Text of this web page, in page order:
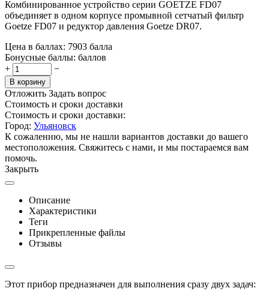
Комбинированное устройство серии GOETZE FD07
объединяет в одном корпусе промывной сетчатый фильтр
Goetze FD07 и редуктор давления Goetze DR07.
Цена в баллах: 7903 балла
Бонусные баллы: баллов
+
−
В корзину
Отложить Задать вопрос
Стоимость и сроки доставки
Стоимость и сроки доставки:
Город: Ульяновск
К сожалению, мы не нашли вариантов доставки до вашего
местоположения. Свяжитесь с нами, и мы постараемся вам
помочь.
Закрыть
Описание
Характеристики
Теги
Прикрепленные файлы
Отзывы
Этот прибор предназначен для выполнения сразу двух задач: